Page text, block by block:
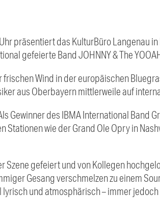
präsentiert das KulturBüro Langenau
gefeierte Band JOHNNY & The
Wind in der europäischen
aus Oberbayern mittlerweile auf
Gewinner des IBMA International Band
Stationen wie der Grand Ole Opry in
Szene gefeiert und von Kollegen
Gesang verschmelzen zu einem
und atmosphärisch – immer